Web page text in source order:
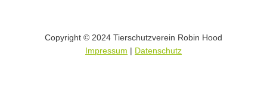
Copyright © 2024 Tierschutzverein Robin Hood
Impressum
Datenschutz